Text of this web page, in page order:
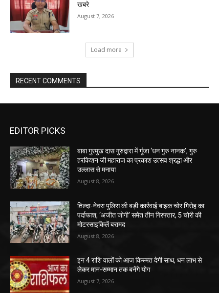
खबरे
August 7, 2026
Load more
RECENT COMMENTS
EDITOR PICKS
बाबा गुरमुख दास गुरुद्वारा में गूंजा ‘धन गुरु नानक’, गुरु
हरकिशन जी महाराज का प्रकाश उत्सव श्रद्धा और
उल्लास से मनाया
August 8, 2026
तिल्दा-नेवरा पुलिस की बड़ी कार्रवाई:बाइक चोर गिरोह का
पर्दाफाश, ‘अजीत जोगी’ समेत तीन गिरफ्तार, 5 चोरी की
मोटरसाइकिलें बरामद
August 8, 2026
इन 4 राशि वालों को आज किस्मत देगी साथ, धन लाभ से
लेकर मान-सम्मान तक बनेंगे योग
August 7, 2026